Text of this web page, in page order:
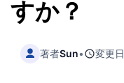
すか？
著者Sun• 変更日